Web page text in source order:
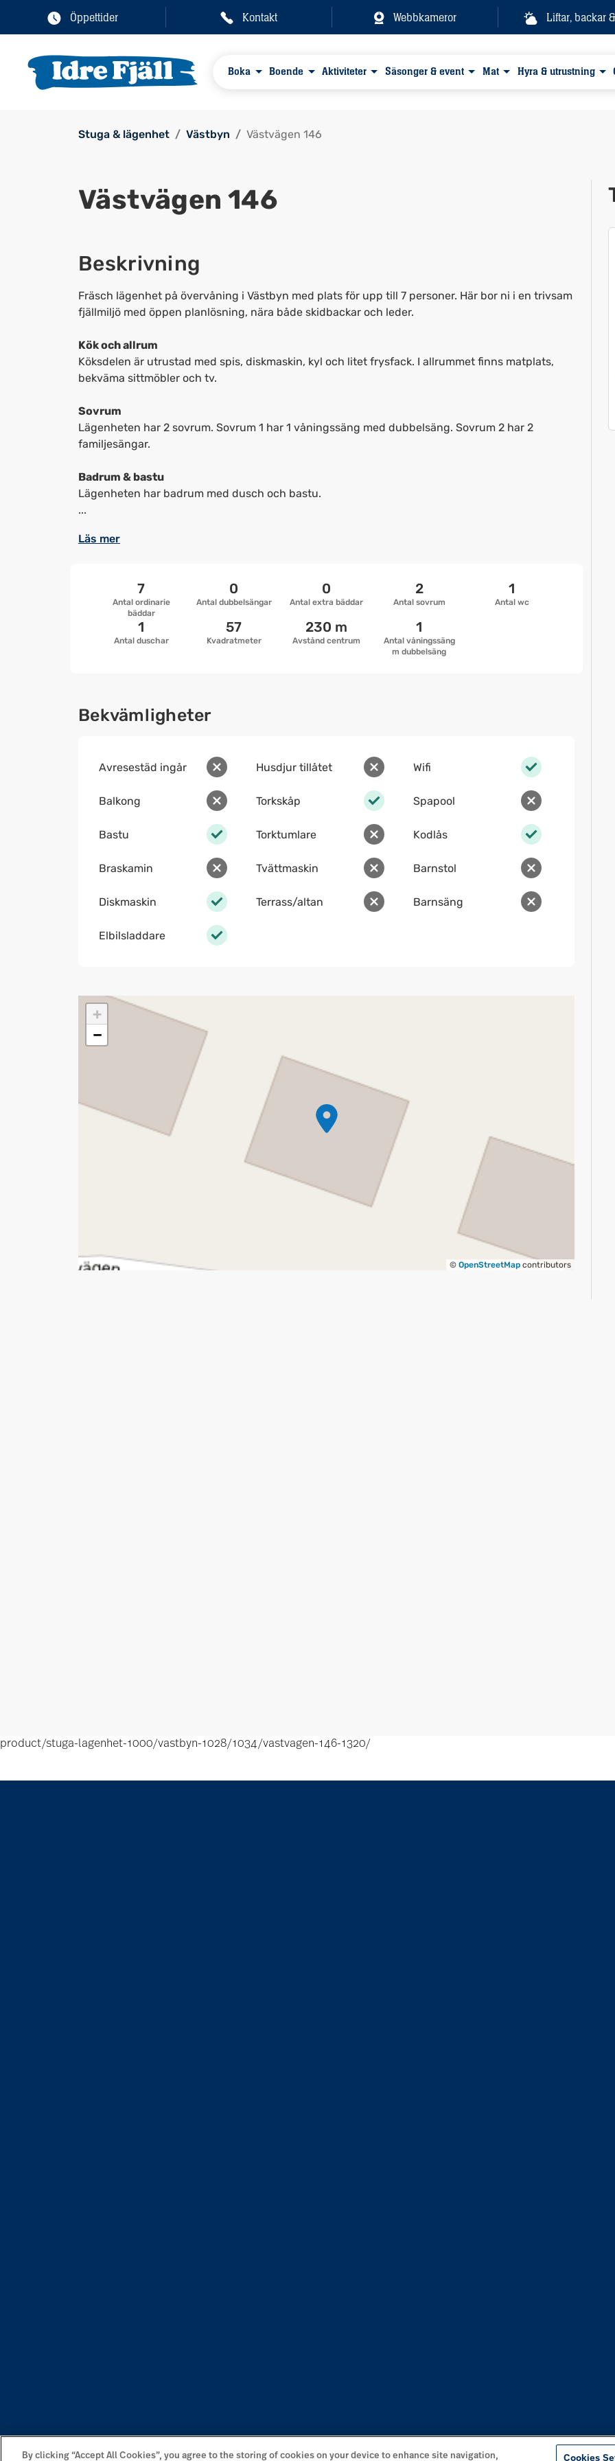
Öppettider Kontakt Webbkameror Liftar, backar
Boka Boende Aktiviteter Säsonger & event Mat Hyra & utrustning
Stuga & lägenhet Västbyn Västvägen 146
Västvägen 146
Beskrivning
Fräsch lägenhet på övervåning i Västbyn med plats för upp till 7 personer. Här bor ni i en trivsam
fjällmiljö med öppen planlösning, nära både skidbackar och leder.
Kök och allrum
Köksdelen är utrustad med spis, diskmaskin, kyl och litet frysfack. I allrummet finns matplats,
bekväma sittmöbler och tv.
Sovrum
Lägenheten har 2 sovrum. Sovrum 1 har 1 våningssäng med dubbelsäng. Sovrum 2 har 2
familjesängar.
Badrum & bastu
Lägenheten har badrum med dusch och bastu.
...
Läs mer
Antal ordinarie
bäddar
7
Antal dubbelsängar
0
Antal extra bäddar
0
Antal sovrum
2
Antal wc
1
Antal duschar
1
Kvadratmeter
57
Avstånd centrum
230 m
Antal våningssäng
m dubbelsäng
1
Bekvämligheter
Avresestäd ingår
Balkong
Bastu
Braskamin
Diskmaskin
Elbilsladdare
Husdjur tillåtet
Torkskåp
Torktumlare
Tvättmaskin
Terrass/altan
Wifi
Spapool
Kodlås
Barnstol
Barnsäng
+
−
© OpenStreetMap contributors
product/stuga-lagenhet-1000/vastbyn-1028/1034/vastvagen-146-1320/
By clicking “Accept All Cookies”, you agree to the storing of cookies on your device to enhance site navigation, Cookies